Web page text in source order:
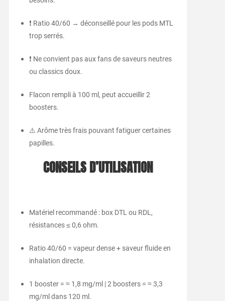
❗ Ratio 40/60 → déconseillé pour les pods MTL
trop serrés.
❗ Ne convient pas aux fans de saveurs neutres
ou classics doux.
Flacon rempli à 100 ml, peut accueillir 2
boosters.
⚠️ Arôme très frais pouvant fatiguer certaines
papilles.
CONSEILS D’UTILISATION
Matériel recommandé : box DTL ou RDL,
résistances ≤ 0,6 ohm.
Ratio 40/60 = vapeur dense + saveur fluide en
inhalation directe.
1 booster = ≈ 1,8 mg/ml | 2 boosters = ≈ 3,3
mg/ml dans 120 ml.